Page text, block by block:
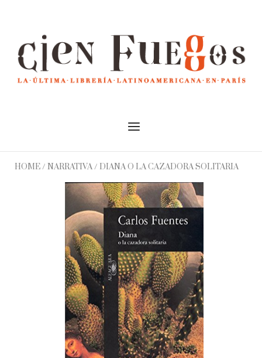
Menu
HOME/ NARRATIVA/ DIANA O LA CAZADORA SOLITARIA